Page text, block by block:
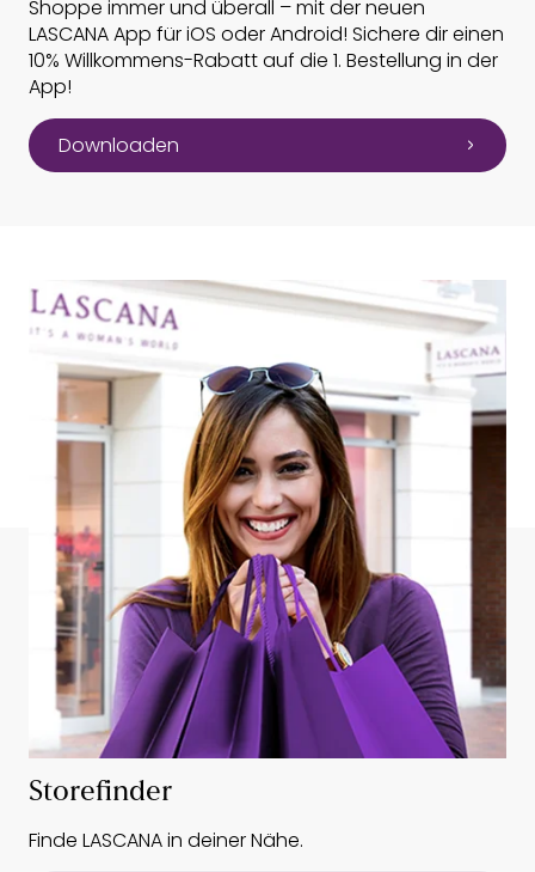
Shoppe immer und überall – mit der neuen
LASCANA App für iOS oder Android! Sichere dir einen
10% Willkommens-Rabatt auf die 1. Bestellung in der
App!
Downloaden
Storefinder
Finde LASCANA in deiner Nähe.